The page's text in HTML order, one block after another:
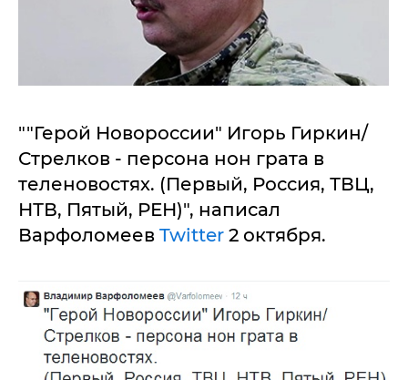
""Герой Новороссии" Игорь Гиркин/
Стрелков - персона нон грата в
теленовостях. (Первый, Россия, ТВЦ,
НТВ, Пятый, РЕН)", написал
Варфоломеев Twitter 2 октября.